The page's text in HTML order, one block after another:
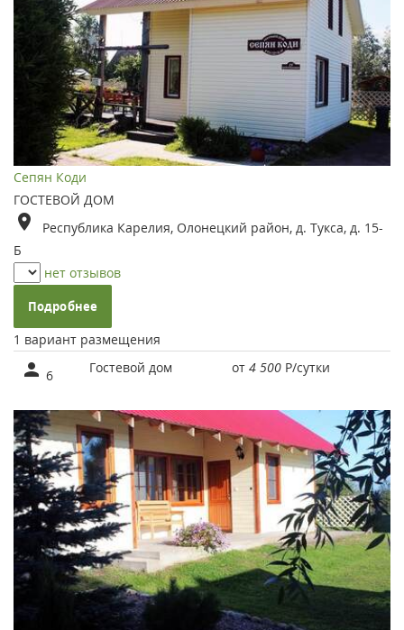
Сепян Коди
ГОСТЕВОЙ ДОМ
Республика Карелия, Олонецкий район, д. Тукса, д. 15-
Б
нет отзывов
Подробнее
1 вариант размещения
6 Гостевой дом от 4 500 Р/сутки